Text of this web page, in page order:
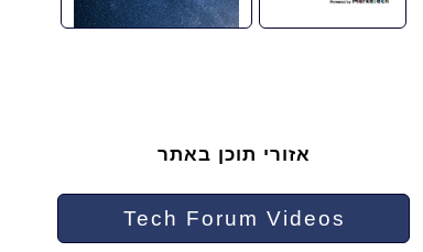
אזורי תוכן באתר
Tech Forum Videos